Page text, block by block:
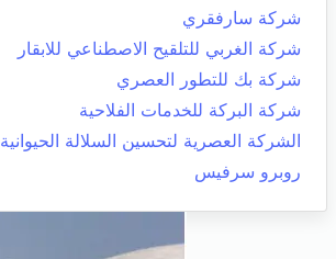
شركة سارفقري
شركة الغربي للتلقيح الاصطناعي للابقار
شركة بك للتطور العصري
شركة البركة للخدمات الفلاحية
الشركة العصرية لتحسين السلالة الحيوانية
روبرو سرفيس